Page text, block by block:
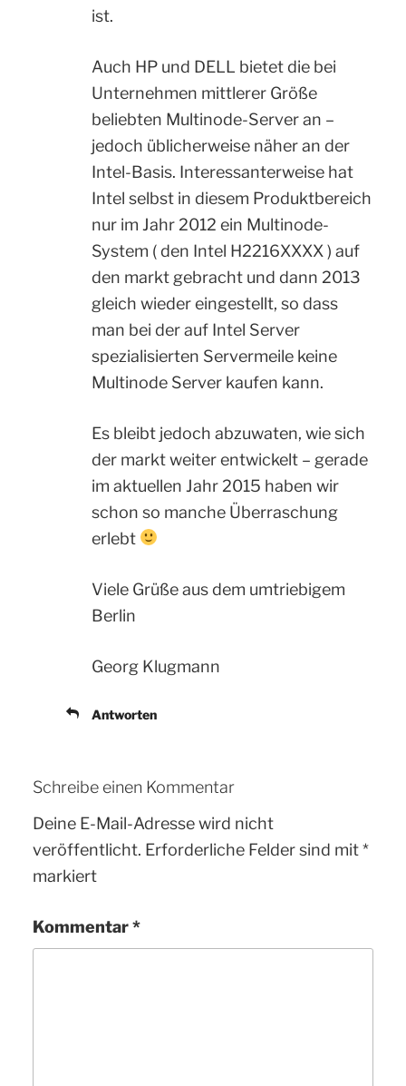
ist.
Auch HP und DELL bietet die bei
Unternehmen mittlerer Größe
beliebten Multinode-Server an –
jedoch üblicherweise näher an der
Intel-Basis. Interessanterweise hat
Intel selbst in diesem Produktbereich
nur im Jahr 2012 ein Multinode-
System ( den Intel H2216XXXX ) auf
den markt gebracht und dann 2013
gleich wieder eingestellt, so dass
man bei der auf Intel Server
spezialisierten Servermeile keine
Multinode Server kaufen kann.
Es bleibt jedoch abzuwaten, wie sich
der markt weiter entwickelt – gerade
im aktuellen Jahr 2015 haben wir
schon so manche Überraschung
erlebt
Viele Grüße aus dem umtriebigem
Berlin
Georg Klugmann
Antworten
Schreibe einen Kommentar
Deine E-Mail-Adresse wird nicht
veröffentlicht. Erforderliche Felder sind mit*
markiert
Kommentar*